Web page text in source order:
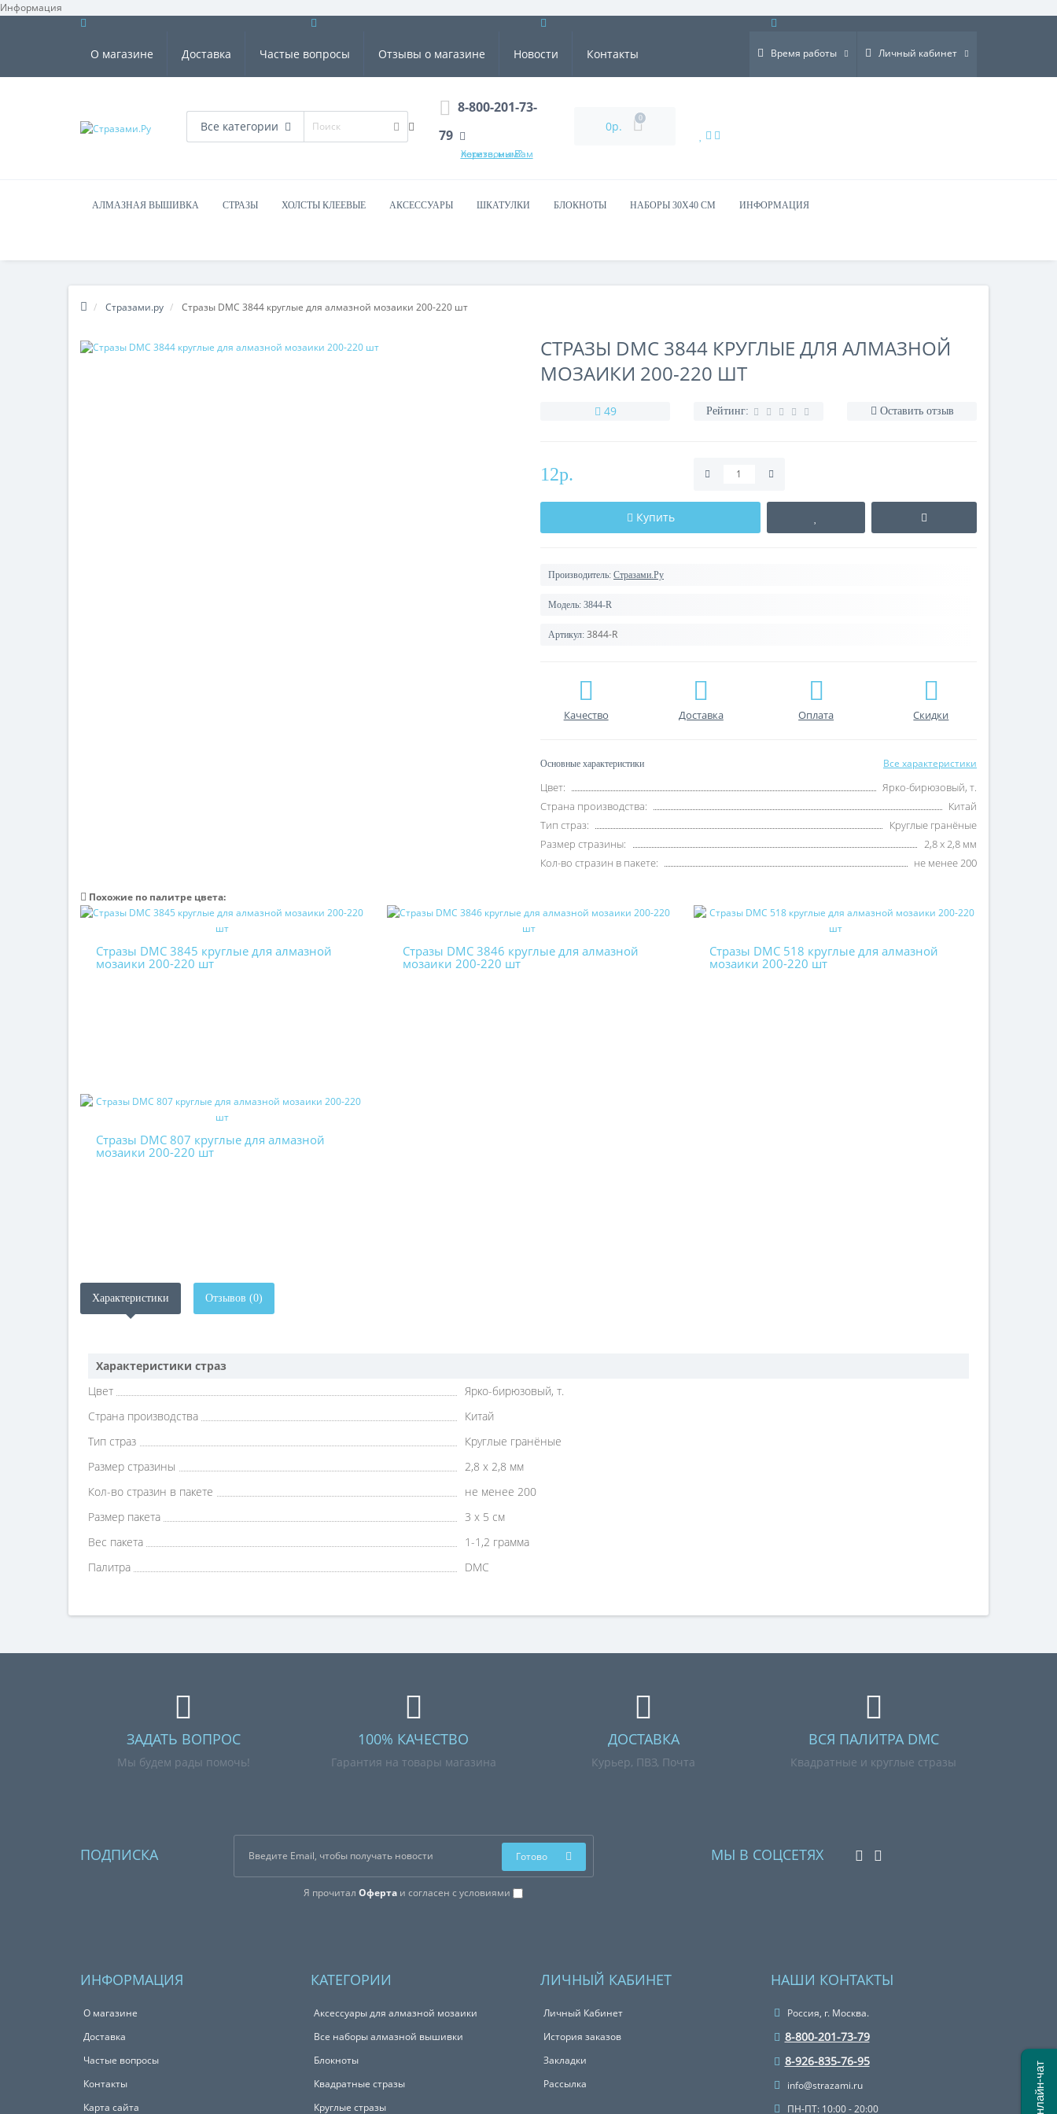
Информация ×
О магазине Доставка Частые вопросы Отзывы о магазине Новости Контакты Время работы Личный кабинет
Все категории
8-800-201-73-
79
Хотите, мы Вам перезвоним?
0р.
0
АЛМАЗНАЯ ВЫШИВКА СТРАЗЫ ХОЛСТЫ КЛЕЕВЫЕ АКСЕССУАРЫ ШКАТУЛКИ БЛОКНОТЫ НАБОРЫ 30Х40 СМ ИНФОРМАЦИЯ
Стразами.ру Стразы DMC 3844 круглые для алмазной мозаики 200-220 шт
СТРАЗЫ DMC 3844 КРУГЛЫЕ ДЛЯ АЛМАЗНОЙ
МОЗАИКИ 200-220 ШТ
49 Рейтинг: Оставить отзыв
12р.
Купить
Производитель: Стразами.Ру
Модель: 3844-R
Артикул: 3844-R
Качество Доставка Оплата Скидки
Основные характеристики Все характеристики
Цвет:
Ярко-бирюзовый, т.
Страна производства:
Китай
Тип страз:
Круглые гранёные
Размер стразины:
2,8 х 2,8 мм
Кол-во стразин в пакете:
не менее 200
Похожие по палитре цвета:
Стразы DMC 3845 круглые для алмазной
мозаики 200-220 шт
Стразы DMC 3846 круглые для алмазной
мозаики 200-220 шт
Стразы DMC 518 круглые для алмазной
мозаики 200-220 шт
Стразы DMC 807 круглые для алмазной
мозаики 200-220 шт
Характеристики Отзывов (0)
Характеристики страз
Цвет
Ярко-бирюзовый, т.
Страна производства
Китай
Тип страз
Круглые гранёные
Размер стразины
2,8 х 2,8 мм
Кол-во стразин в пакете
не менее 200
Размер пакета
3 х 5 см
Вес пакета
1-1,2 грамма
Палитра
DMC
ЗАДАТЬ ВОПРОС
Мы будем рады помочь!
100% КАЧЕСТВО
Гарантия на товары магазина
ДОСТАВКА
Курьер, ПВЗ, Почта
ВСЯ ПАЛИТРА DMC
Квадратные и круглые стразы
ПОДПИСКА
Я прочиталОферта и согласен с условиями
Готово МЫ В СОЦСЕТЯХ
ИНФОРМАЦИЯ
О магазине
Доставка
Частые вопросы
Контакты
Карта сайта
КАТЕГОРИИ
Аксессуары для алмазной мозаики
Все наборы алмазной вышивки
Блокноты
Квадратные стразы
Круглые стразы
ЛИЧНЫЙ КАБИНЕТ
Личный Кабинет
История заказов
Закладки
Рассылка
НАШИ КОНТАКТЫ
Россия, г. Москва.
8-800-201-73-79
8-926-835-76-95
info@strazami.ru
ПН-ПТ: 10:00 - 20:00
Онлайн-чат